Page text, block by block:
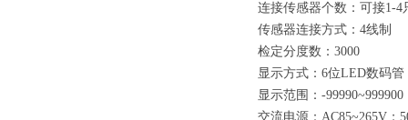
连接传感器个数：可接1-4
传感器连接方式：4线制
检定分度数：3000
显示方式：6位LED数码
显示范围：-99990~999900
交流电源：AC85~265V；